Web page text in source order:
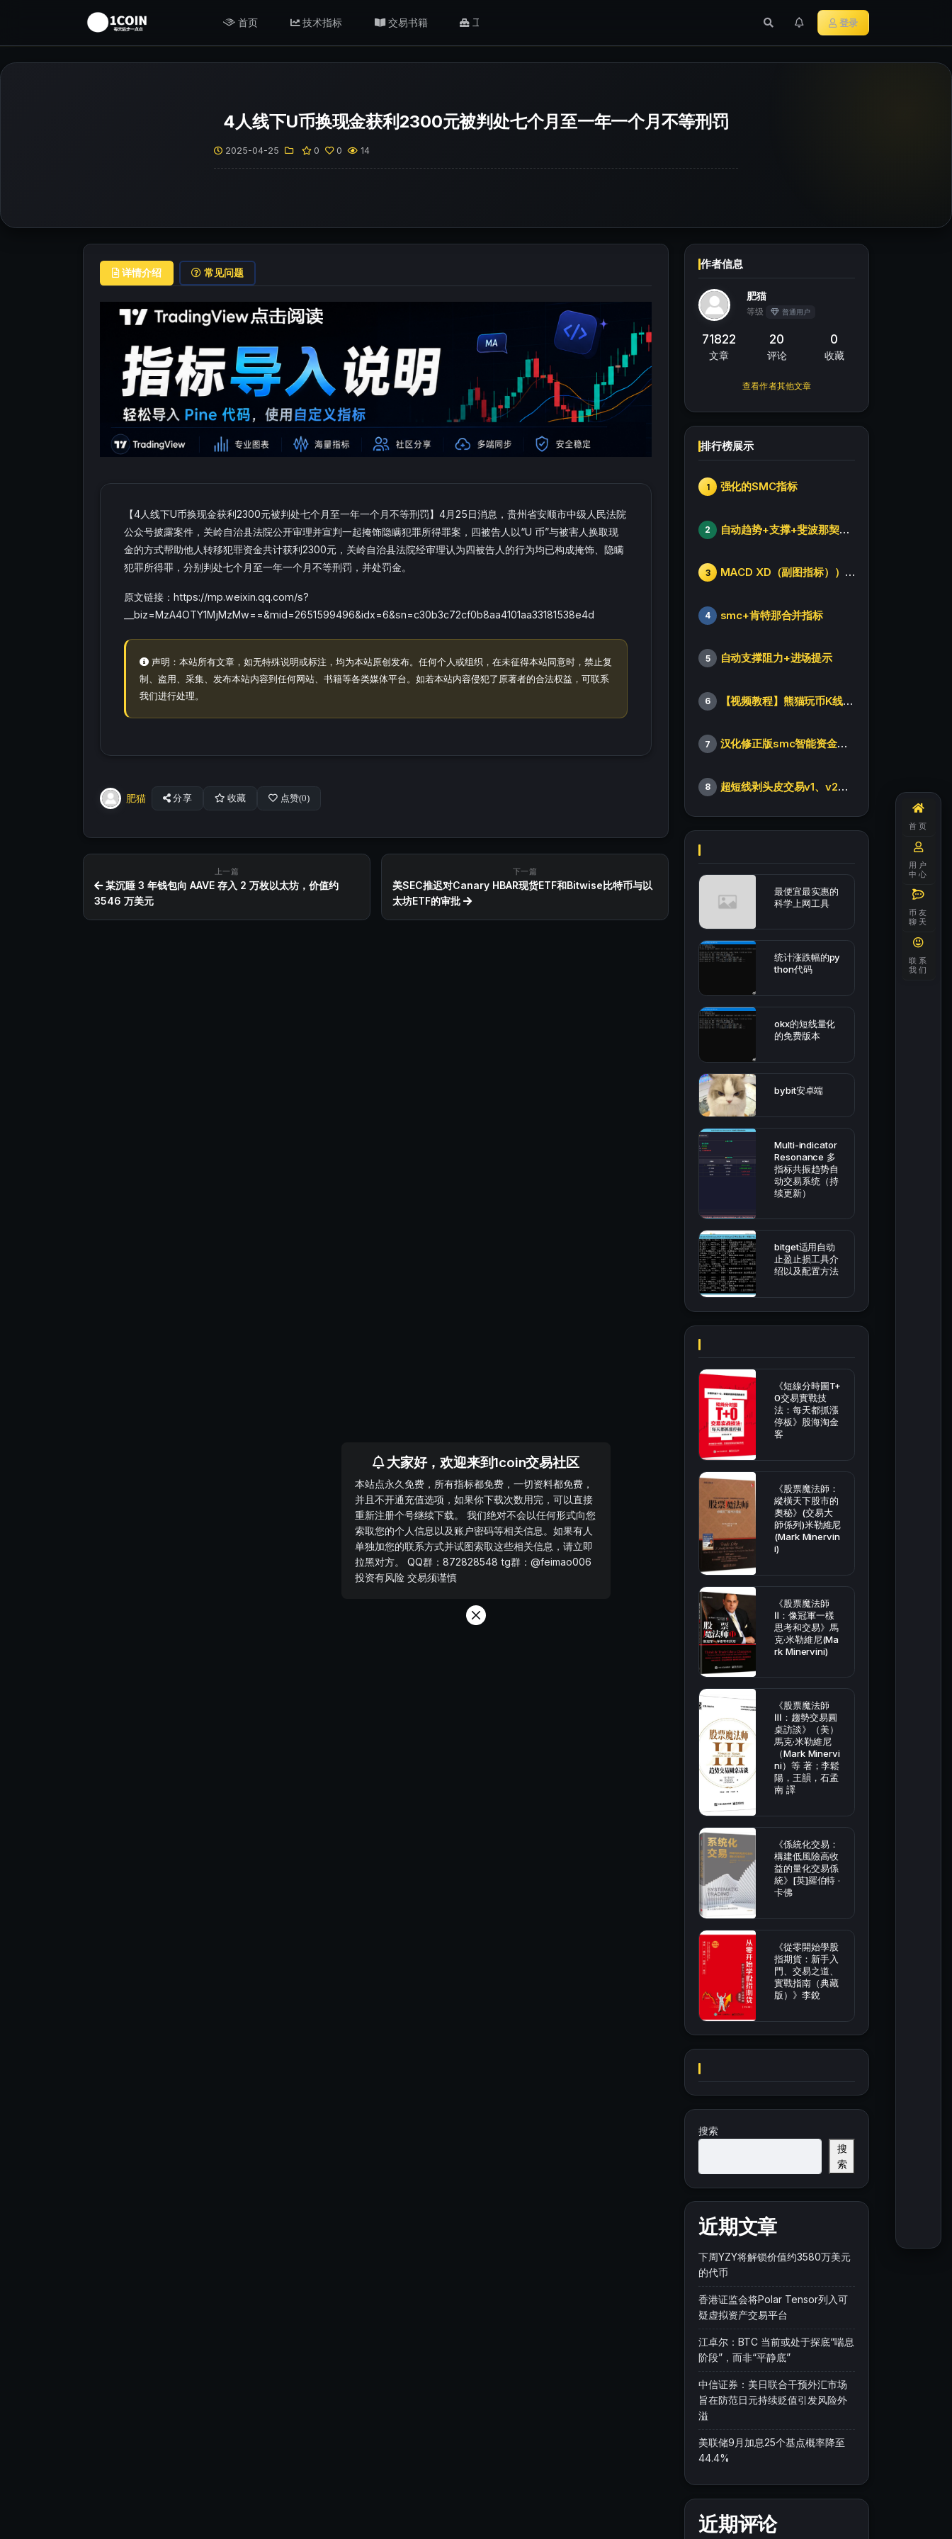
首页 技术指标 交易书籍 工具/返佣 登录
4人线下U币换现金获利2300元被判处七个月至一年一个月不等刑罚
2025-04-25 0 0 14
详情介绍 常见问题
【4人线下U币换现金获利2300元被判处七个月至一年一个月不等刑罚】4月25日消息，贵州省安顺市中级人民法院
公众号披露案件，关岭自治县法院公开审理并宣判一起掩饰隐瞒犯罪所得罪案，四被告人以“U 币”与被害人换取现
金的方式帮助他人转移犯罪资金共计获利2300元，关岭自治县法院经审理认为四被告人的行为均已构成掩饰、隐瞒
犯罪所得罪，分别判处七个月至一年一个月不等刑罚，并处罚金。
原文链接：https://mp.weixin.qq.com/s?
__biz=MzA4OTY1MjMzMw==&mid=2651599496&idx=6&sn=c30b3c72cf0b8aa4101aa33181538e4d
声明：本站所有文章，如无特殊说明或标注，均为本站原创发布。任何个人或组织，在未征得本站同意时，禁止复
制、盗用、采集、发布本站内容到任何网站、书籍等各类媒体平台。如若本站内容侵犯了原著者的合法权益，可联系
我们进行处理。
肥猫 分享 收藏 点赞(0)
上一篇
某沉睡 3 年钱包向 AAVE 存入 2 万枚以太坊，价值约
3546 万美元
下一篇
美SEC推迟对Canary HBAR现货ETF和Bitwise比特币与以
太坊ETF的审批
作者信息
肥猫
等级 普通用户
71822
文章
20
评论
0
收藏
查看作者其他文章
排行榜展示
1 强化的SMC指标
2 自动趋势+支撑+斐波那契+箱体
3 MACD XD（副图指标））修改版
4 smc+肯特那合并指标
5 自动支撑阻力+进场提示
6 【视频教程】熊猫玩币K线后的秘密（全集）
7 汉化修正版smc智能资金订单指标
8 超短线剥头皮交易v1、v2版本
最便宜最实惠的
科学上网工具
统计涨跌幅的py
thon代码
okx的短线量化
的免费版本
bybit安卓端
Multi-indicator
Resonance 多
指标共振趋势自
动交易系统（持
续更新）
bitget适用自动
止盈止损工具介
绍以及配置方法
《短線分時圖T+
0交易實戰技
法：每天都抓漲
停板》股海淘金
客
《股票魔法師：
縱橫天下股市的
奧秘》(交易大
師係列)米勒維尼
(Mark Minervin
i)
《股票魔法師
Ⅱ：像冠軍一樣
思考和交易》馬
克·米勒維尼(Ma
rk Minervini)
《股票魔法師
Ⅲ：趨勢交易圓
桌訪談》（美）
馬克·米勒維尼
（Mark Minervi
ni）等 著；李鬆
陽，王韻，石孟
南 譯
《係統化交易：
構建低風險高收
益的量化交易係
統》[英]羅伯特 ·
卡佛
《從零開始學股
指期貨：新手入
門、交易之道、
實戰指南（典藏
版）》李銳
搜索
搜
索
近期文章
下周YZY将解锁价值约3580万美元
的代币
香港证监会将Polar Tensor列入可
疑虚拟资产交易平台
江卓尔：BTC 当前或处于探底“喘息
阶段”，而非“平静底”
中信证券：美日联合干预外汇市场
旨在防范日元持续贬值引发风险外
溢
美联储9月加息25个基点概率降至
44.4%
近期评论
首页
用户
中心
币友
聊天
联系
我们
大家好，欢迎来到1coin交易社区
本站点永久免费，所有指标都免费，一切资料都免费，
并且不开通充值选项，如果你下载次数用完，可以直接
重新注册个号继续下载。 我们绝对不会以任何形式向您
索取您的个人信息以及账户密码等相关信息。如果有人
单独加您的联系方式并试图索取这些相关信息，请立即
拉黑对方。 QQ群：872828548 tg群：@feimao006
投资有风险 交易须谨慎